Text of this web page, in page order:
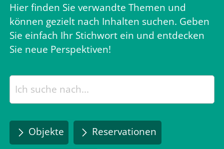
Hier finden Sie verwandte Themen und
können gezielt nach Inhalten suchen. Geben
Sie einfach Ihr Stichwort ein und entdecken
Sie neue Perspektiven!
Objekte Reservationen